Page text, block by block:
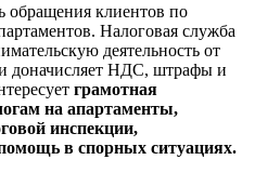
обращения клиентов по
Налоговая служба
деятельность от
и доначисляет НДС, штрафы и
грамотная
на апартаменты,
инспекции,
в спорных ситуациях.